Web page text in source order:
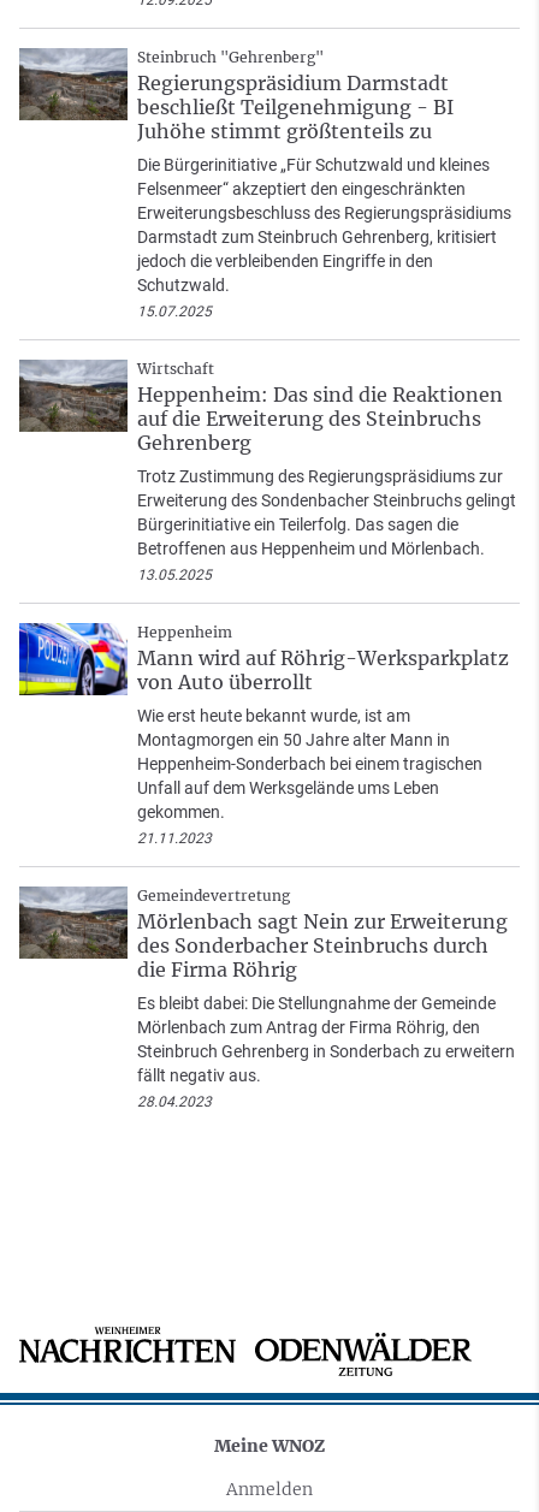
Steinbruch "Gehrenberg"
Regierungspräsidium Darmstadt
beschließt Teilgenehmigung - BI
Juhöhe stimmt größtenteils zu
Die Bürgerinitiative „Für Schutzwald und kleines
Felsenmeer“ akzeptiert den eingeschränkten
Erweiterungsbeschluss des Regierungspräsidiums
Darmstadt zum Steinbruch Gehrenberg, kritisiert
jedoch die verbleibenden Eingriffe in den
Schutzwald.
15.07.2025
Wirtschaft
Heppenheim: Das sind die Reaktionen
auf die Erweiterung des Steinbruchs
Gehrenberg
Trotz Zustimmung des Regierungspräsidiums zur
Erweiterung des Sondenbacher Steinbruchs gelingt
Bürgerinitiative ein Teilerfolg. Das sagen die
Betroffenen aus Heppenheim und Mörlenbach.
13.05.2025
Heppenheim
Mann wird auf Röhrig-Werksparkplatz
von Auto überrollt
Wie erst heute bekannt wurde, ist am
Montagmorgen ein 50 Jahre alter Mann in
Heppenheim-Sonderbach bei einem tragischen
Unfall auf dem Werksgelände ums Leben
gekommen.
21.11.2023
Gemeindevertretung
Mörlenbach sagt Nein zur Erweiterung
des Sonderbacher Steinbruchs durch
die Firma Röhrig
Es bleibt dabei: Die Stellungnahme der Gemeinde
Mörlenbach zum Antrag der Firma Röhrig, den
Steinbruch Gehrenberg in Sonderbach zu erweitern
fällt negativ aus.
28.04.2023
Meine WNOZ
Anmelden